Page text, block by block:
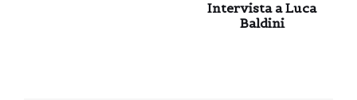
Intervista a Luca
Baldini